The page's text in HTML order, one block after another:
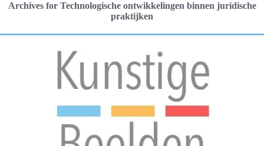
Archives for Technologische ontwikkelingen binnen juridische
praktijken